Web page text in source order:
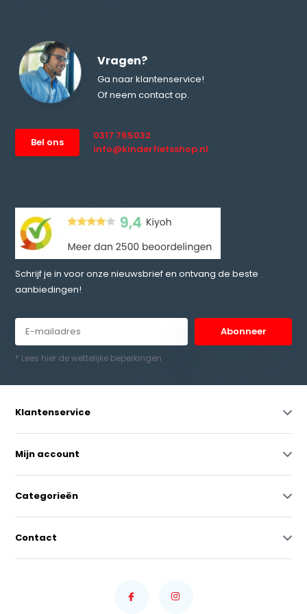
Vragen?
Ga naar klantenservice!
Of neem contact op.
Bel ons
0317 765032
info@kinderfietsshop.nl
Schrijf je in voor onze nieuwsbrief en ontvang de beste
aanbiedingen!
Abonneer
* Lees hier de wettelijke beperkingen
Klantenservice
Mijn account
Categorieën
Contact